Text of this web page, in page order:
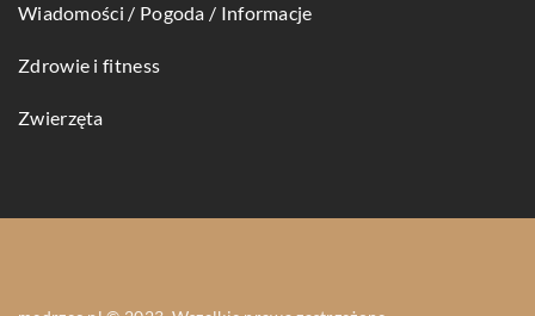
Wiadomości / Pogoda / Informacje
Zdrowie i fitness
Zwierzęta